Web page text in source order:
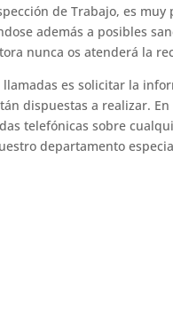
de Trabajo, es
además a posibles
nunca os atenderá la
es solicitar la
dispuestas a realizar.
telefónicas sobre
departamento